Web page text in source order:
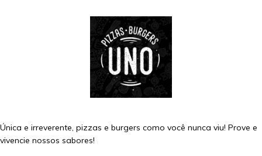
Única e irreverente, pizzas e burgers como você nunca viu! Prove e
vivencie nossos sabores!